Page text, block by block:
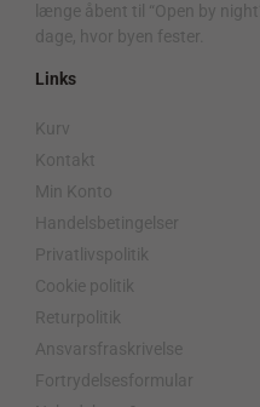
længe åbent til “Open by
dage, hvor byen fester.
Links
Kurv
Kontakt
Min Konto
Handelsbetingelser
Privatlivspolitik
Cookie politik
Returpolitik
Ansvarsfraskrivelse
Fortrydelsesformular